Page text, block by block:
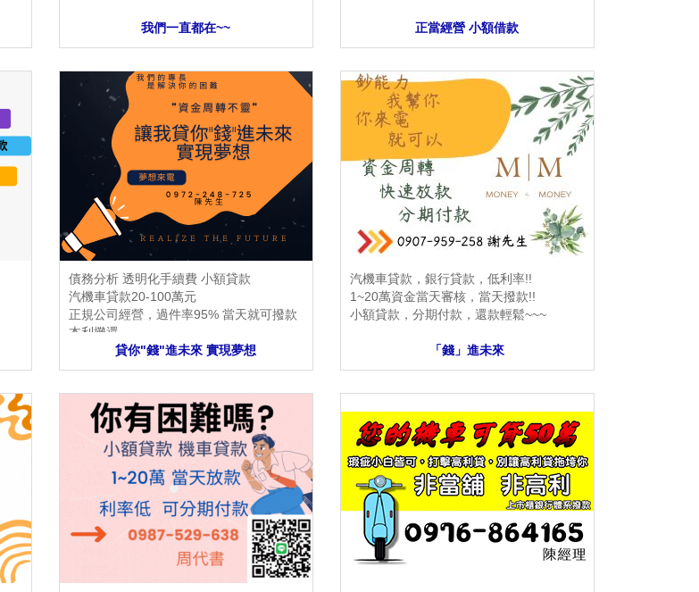
我們一直都在~~ 正當經營 小額借款
債務分析 透明化手續費 小額貸款
汽機車貸款20-100萬元
正規公司經營，過件率95% 當天就可撥款
本利攤還
當天審核 當天撥款 各縣市都可諮詢呦
有勞保薪轉 可貸更多 有汽 機車 都可借款
貸你"錢"進未來 實現夢想
汽機車貸款，銀行貸款，低利率!!
1~20萬資金當天審核，當天撥款!!
小額貸款，分期付款，還款輕鬆~~~
「錢」進未來